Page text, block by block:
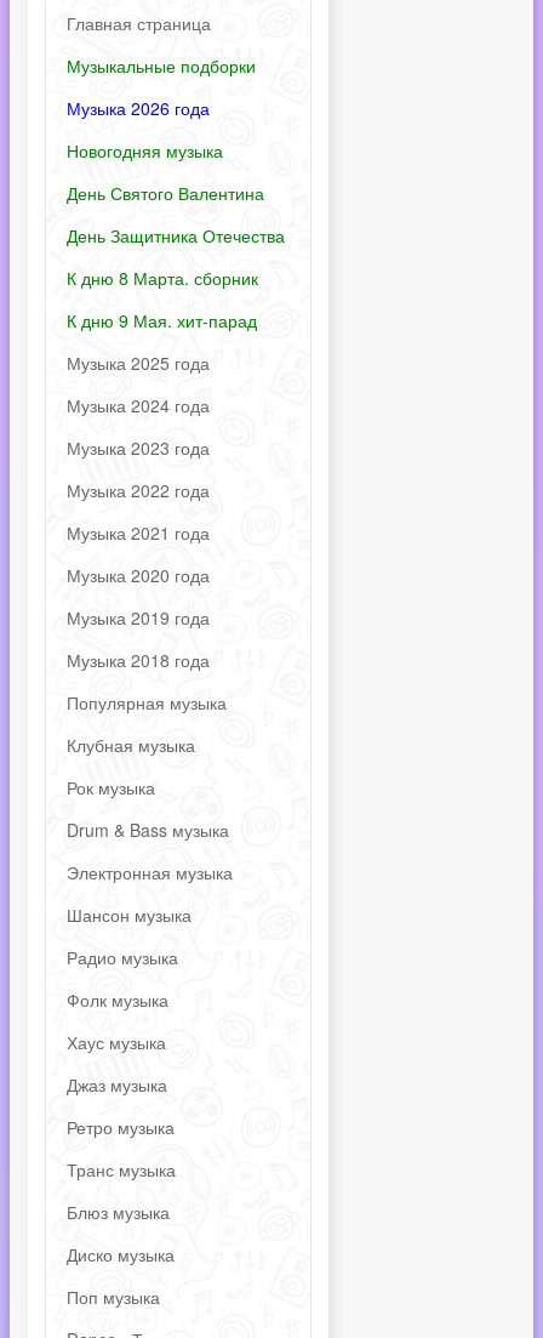
Главная страница
Музыкальные подборки
Музыка 2026 года
Новогодняя музыка
День Святого Валентина
День Защитника Отечества
К дню 8 Марта. сборник
К дню 9 Мая. хит-парад
Музыка 2025 года
Музыка 2024 года
Музыка 2023 года
Музыка 2022 года
Музыка 2021 года
Музыка 2020 года
Музыка 2019 года
Музыка 2018 года
Популярная музыка
Клубная музыка
Рок музыка
Drum & Bass музыка
Электронная музыка
Шансон музыка
Радио музыка
Фолк музыка
Хаус музыка
Джаз музыка
Ретро музыка
Транс музыка
Блюз музыка
Диско музыка
Поп музыка